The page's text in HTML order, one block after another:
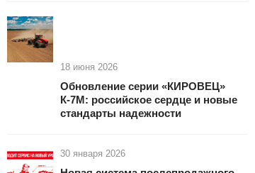
18 июня 2026
Обновление серии «КИРОВЕЦ»
К-7М: российское сердце и новые
стандарты надежности
30 января 2026